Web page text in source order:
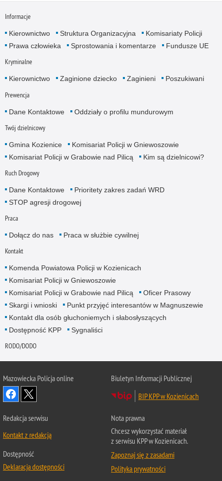
Informacje
Kierownictwo Struktura Organizacyjna
Komisariaty Policji
Prawa człowieka
Sprostowania i komentarze Fundusze UE
Kryminalne
Kierownictwo Zaginione dziecko Zaginieni Poszukiwani
Prewencja
Dane Kontaktowe Oddziały o profilu mundurowym
Twój dzielnicowy
Gmina Kozienice
Komisariat Policji w Gniewoszowie
Komisariat Policji w Grabowie nad Pilicą
Kim są dzielnicowi?
Ruch Drogowy
Dane Kontaktowe
Prioritety zakres zadań WRD
STOP agresji drogowej
Praca
Dołącz do nas Praca w służbie cywilnej
Kontakt
Komenda Powiatowa Policji w Kozienicach
Komisariat Policji w Gniewoszowie
Komisariat Policji w Grabowie nad Pilicą
Oficer Prasowy
Skargi i wnioski
Punkt przyjęć interesantów w Magnuszewie
Kontakt dla osób głuchoniemych i słabosłyszących
Dostępność KPP
Sygnaliści
RODO/DODO
Mazowiecka Policja online
Biuletyn Informacji Publicznej
BIP KPP w Kozienicach
Redakcja serwisu
Kontakt z redakcją
Dostępność
Deklaracja dostępności
Nota prawna
Chcesz wykorzystać materiał
z serwisu KPP w Kozienicach.
Zapoznaj się z zasadami
Polityka prywatności